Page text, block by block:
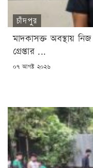
চাঁদপুর
মাদকাসক্ত অবস্থায়
গ্রেপ্তার ...
POSTED
০৭ আগষ্ট ২০২৬